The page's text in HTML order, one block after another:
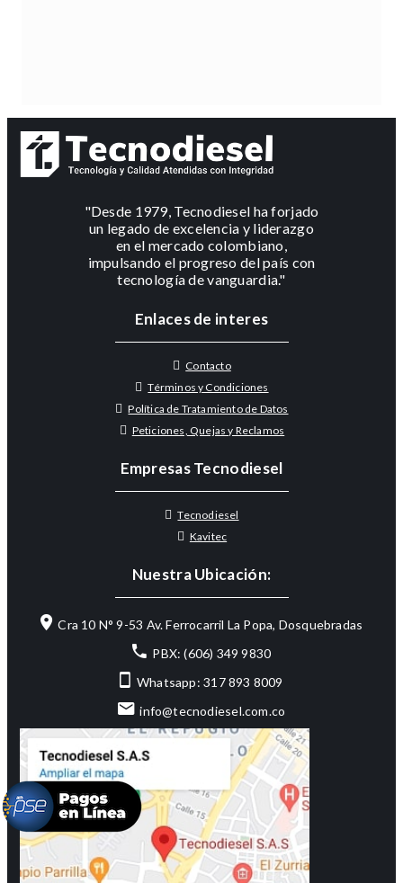
"Desde 1979, Tecnodiesel ha forjado
un legado de excelencia y liderazgo
en el mercado colombiano,
impulsando el progreso del país con
tecnología de vanguardia."
Enlaces de interes
Contacto
Términos y Condiciones
Política de Tratamiento de Datos
Peticiones, Quejas y Reclamos
Empresas Tecnodiesel
Tecnodiesel
Kavitec
Nuestra Ubicación:
Cra 10 N° 9-53 Av. Ferrocarril La Popa, Dosquebradas
PBX: (606) 349 9830
Whatsapp: 317 893 8009
info@tecnodiesel.com.co